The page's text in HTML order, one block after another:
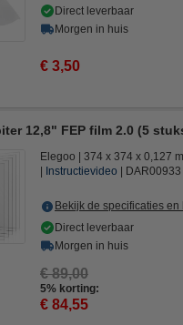
Direct leverbaar
Morgen in huis
€ 3,50
12,8" FEP film 2.0 (5
Elegoo
374 x 374 x 0,127
Instructievideo
DAR00933
Bekijk de specificaties
Direct leverbaar
Morgen in huis
€ 89,00
5% korting:
€ 84,55